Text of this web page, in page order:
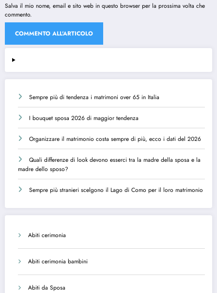
Salva il mio nome, email e sito web in questo browser per la prossima volta che
commento.
Sempre più di tendenza i matrimoni over 65 in Italia
I bouquet sposa 2026 di maggior tendenza
Organizzare il matrimonio costa sempre di più, ecco i dati del 2026
Quali differenze di look devono esserci tra la madre della sposa e la
madre dello sposo?
Sempre più stranieri scelgono il Lago di Como per il loro matrimonio
Abiti cerimonia
Abiti cerimonia bambini
Abiti da Sposa